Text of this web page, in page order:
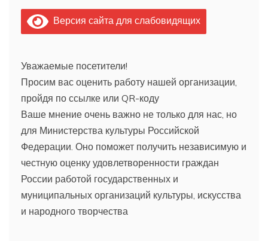
Версия сайта для слабовидящих
Уважаемые посетители!
Просим вас оценить работу нашей организации,
пройдя по ссылке или QR-коду
Ваше мнение очень важно не только для нас, но
для Министерства культуры Российской
Федерации. Оно поможет получить независимую и
честную оценку удовлетворенности граждан
России работой государственных и
муниципальных организаций культуры, искусства
и народного творчества